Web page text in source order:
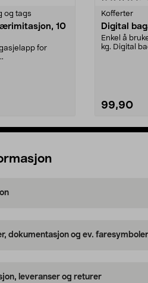
og tags
10
for
Kofferter
Digital
Enkel å
kg. Digital
99,90
dokumentasjon og ev. faresymboler
leveranser og returer